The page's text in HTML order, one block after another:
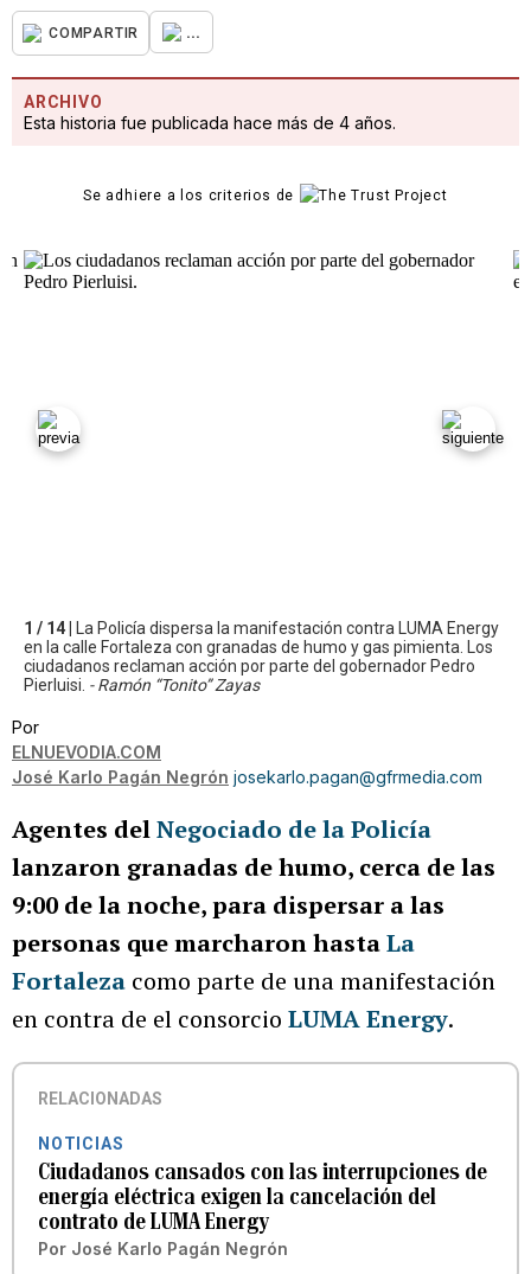
COMPARTIR ...
ARCHIVO
Esta historia fue publicada hace más de 4 años.
Se adhiere a los criterios de
1 / 14 |
La Policía dispersa la manifestación contra LUMA Energy
en la calle Fortaleza con granadas de humo y gas pimienta. Los
ciudadanos reclaman acción por parte del gobernador Pedro
Pierluisi. - Ramón “Tonito” Zayas
Por
ELNUEVODIA.COM
José Karlo Pagán Negrón josekarlo.pagan@gfrmedia.com
Agentes delNegociado de la Policía
lanzaron granadas de humo, cerca de las
9:00 de la noche, para dispersar a las
personas que marcharon hastaLa
Fortaleza como parte de una manifestación
en contra de el consorcio LUMA Energy.
RELACIONADAS
NOTICIAS
Ciudadanos cansados con las interrupciones de
energía eléctrica exigen la cancelación del
contrato de LUMA Energy
Por José Karlo Pagán Negrón